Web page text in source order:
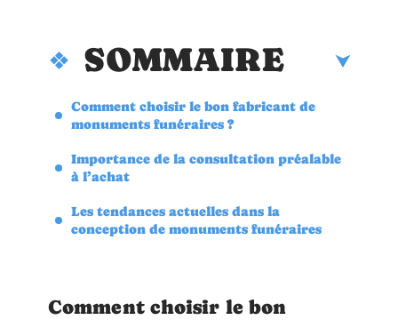
SOMMAIRE
Comment choisir le bon fabricant de
monuments funéraires ?
Importance de la consultation préalable
à l’achat
Les tendances actuelles dans la
conception de monuments funéraires
Comment choisir le bon